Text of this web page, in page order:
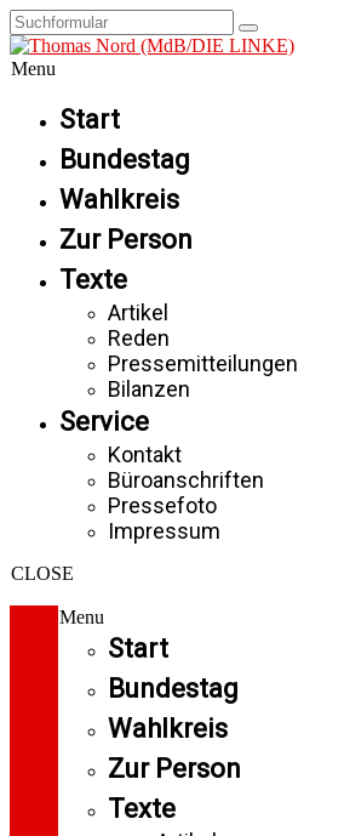
Menu
Start
Bundestag
Wahlkreis
Zur Person
Texte
Artikel
Reden
Pressemitteilungen
Bilanzen
Service
Kontakt
Büroanschriften
Pressefoto
Impressum
CLOSE
Menu
Start
Bundestag
Wahlkreis
Zur Person
Texte